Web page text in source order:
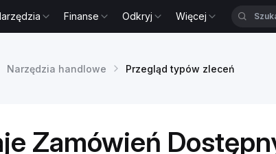
Finanse Odkryj Więcej
Narzędzia handlowe Przegląd typów zleceń
Zamówień